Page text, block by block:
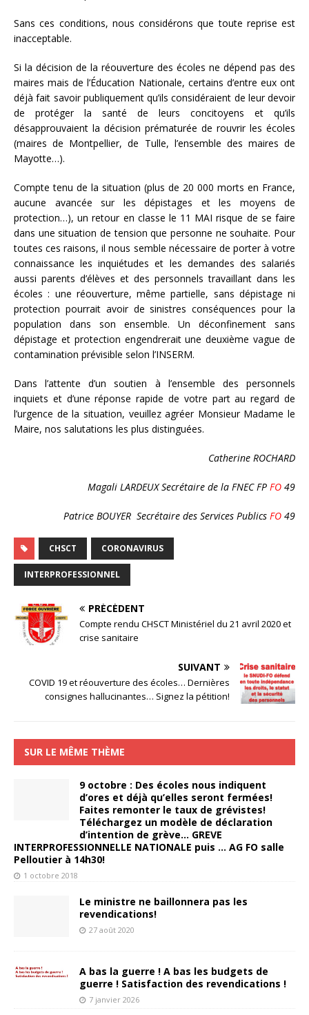
Sans ces conditions, nous considérons que toute reprise est
inacceptable.
Si la décision de la réouverture des écoles ne dépend pas des
maires mais de l’Éducation Nationale, certains d’entre eux ont
déjà fait savoir publiquement qu’ils considéraient de leur devoir
de protéger la santé de leurs concitoyens et qu’ils
désapprouvaient la décision prématurée de rouvrir les écoles
(maires de Montpellier, de Tulle, l’ensemble des maires de
Mayotte…).
Compte tenu de la situation (plus de 20 000 morts en France,
aucune avancée sur les dépistages et les moyens de
protection…), un retour en classe le 11 MAI risque de se faire
dans une situation de tension que personne ne souhaite. Pour
toutes ces raisons, il nous semble nécessaire de porter à votre
connaissance les inquiétudes et les demandes des salariés
aussi parents d’élèves et des personnels travaillant dans les
écoles : une réouverture, même partielle, sans dépistage ni
protection pourrait avoir de sinistres conséquences pour la
population dans son ensemble. Un déconfinement sans
dépistage et protection engendrerait une deuxième vague de
contamination prévisible selon l’INSERM.
Dans l’attente d’un soutien à l’ensemble des personnels
inquiets et d’une réponse rapide de votre part au regard de
l’urgence de la situation, veuillez agréer Monsieur Madame le
Maire, nos salutations les plus distinguées.
Catherine ROCHARD
Magali LARDEUX Secrétaire de la FNEC FP FO 49
Patrice BOUYER Secrétaire des Services Publics FO 49
CHSCT CORONAVIRUS
INTERPROFESSIONNEL
PRÉCÉDENT
Compte rendu CHSCT Ministériel du 21 avril 2020 et
crise sanitaire
SUIVANT
COVID 19 et réouverture des écoles… Dernières
consignes hallucinantes… Signez la pétition!
SUR LE MÊME THÈME
9 octobre : Des écoles nous indiquent
d’ores et déjà qu’elles seront fermées!
Faites remonter le taux de grévistes!
Téléchargez un modèle de déclaration
d’intention de grève… GREVE
INTERPROFESSIONNELLE NATIONALE puis … AG FO salle
Pelloutier à 14h30!
1 octobre 2018
Le ministre ne baillonnera pas les
revendications!
27 août 2020
A bas la guerre ! A bas les budgets de
guerre ! Satisfaction des revendications !
7 janvier 2026